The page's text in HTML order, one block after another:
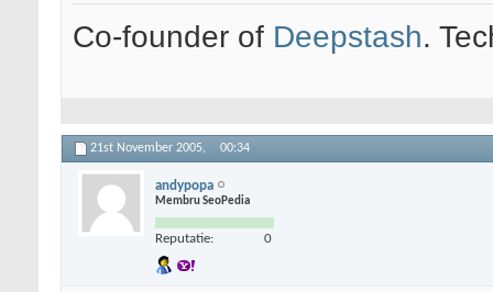
Co-founder of Deepstash.
21st November 2005, 00:34
andypopa
Membru SeoPedia
Reputatie: 0